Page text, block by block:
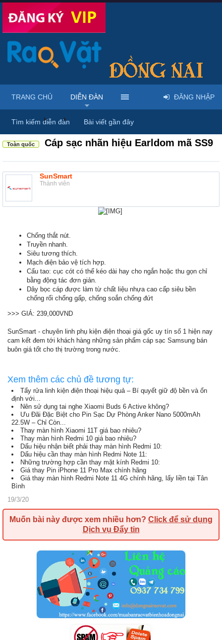
Diễn đàn ... Linh kiện & dịch vụ điện thoại
Toàn quốc Cáp sạc nhãn hiệu Earldom mã SS9
SunSmart
Thành viên
Chống thắt nút.
Truyền nhanh.
Siêu tương thích.
Mạch điện bảo vệ tích hợp.
Cấu tao: cục cót có thể kéo dài hay cho ngắn hoặc thu gọn chỉ
bằng động tác đơn giản.
Dây bọc cáp được làm từ chất liệu nhựa cao cấp siêu bền
chống rối chống gấp, chống soắn chống đứt
>>> GIÁ: 239,000VND
SunSmart - chuyên linh phụ kiện điện thoại giá gốc uy tín số 1 hiện nay
cam kết đem tới khách hàng những sản phẩm cáp sạc Samsung bán
buôn giá tốt cho thị trường trong nước.
Xem thêm các chủ đề tương tự:
Tẩy rửa linh kiện điện thoại hiệu quả – Bí quyết giữ độ bền và ổn
định với...
Nên sử dụng tai nghe Xiaomi Buds 6 Active không?
Ưu Đãi Đặc Biệt cho Pin Sạc Dự Phòng Anker Nano 5000mAh
22.5W – Chỉ Còn...
Thay màn hình Xiaomi 11T giá bao nhiêu?
Thay màn hình Redmi 10 giá bao nhiêu?
Dấu hiệu nhận biết phải thay màn hình Redmi 10:
Dấu hiệu cần thay màn hình Redmi Note 11:
Những trường hợp cần thay mặt kính Redmi 10:
Giá thay Pin iPhone 11 Pro Max chính hãng
Giá thay màn hình Redmi Note 11 4G chính hãng, lấy liền tại Tân
Bình
19/3/20
Muốn bài này được xem nhiều hơn? Click để sử dụng
Dịch vụ Đẩy tin
TRANG CHỦ DIỄN ĐÀN
Tìm kiếm diễn đàn Bài viết gần đây
ĐĂNG NHẬP